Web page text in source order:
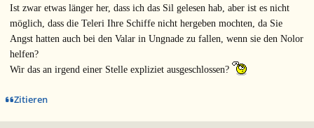
Ist zwar etwas länger her, dass ich das Sil gelesen hab, aber ist es nicht
möglich, dass die Teleri Ihre Schiffe nicht hergeben mochten, da Sie
Angst hatten auch bei den Valar in Ungnade zu fallen, wenn sie den Nolor
helfen?
Wir das an irgend einer Stelle expliziet ausgeschlossen?
Zitieren